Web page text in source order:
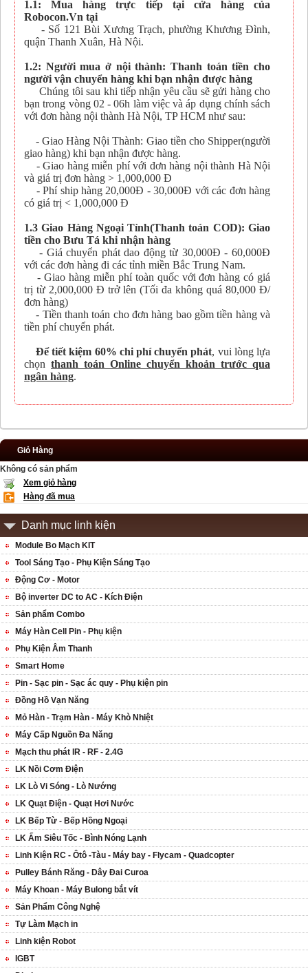
1.1: Mua hàng trực tiếp tại cửa hàng của
Robocon.Vn tại
- Số 121 Bùi Xương Trạch, phường Khương Đình,
quận Thanh Xuân, Hà Nội.
1.2: Người mua ở nội thành: Thanh toán tiền cho
người vận chuyển hàng khi bạn nhận được hàng
Chúng tôi sau khi tiếp nhận yêu cầu sẽ gửi hàng cho
bạn trong vòng 02 - 06h làm việc và áp dụng chính sách
với đơn hàng nội thành Hà Nội, TP HCM như sau:
- Giao Hàng Nội Thành: Giao tiền cho Shipper(người
giao hàng) khi bạn nhận được hàng.
- Giao hàng miễn phí với đơn hàng nội thành Hà Nội
và giá trị đơn hàng > 1,000,000 Đ
- Phí ship hàng 20,000Đ - 30,000Đ với các đơn hàng
có giá trị < 1,000,000 Đ
1.3 Giao Hàng Ngoại Tỉnh(Thanh toán COD): Giao
tiền cho Bưu Tá khi nhận hàng
- Giá chuyển phát dao động từ 30,000Đ - 60,000Đ
với các đơn hàng đi các tỉnh miền Bắc Trung Nam.
- Giao hàng miễn phí toàn quốc với đơn hàng có giá
trị từ 2,000,000 Đ trở lên (Tối đa không quá 80,000 Đ/
đơn hàng)
- Tiền thanh toán cho đơn hàng bao gồm tiền hàng và
tiền phí chuyển phát.
Để tiết kiệm 60% chi phí chuyển phát, vui lòng lựa
chọn thanh toán Online chuyển khoản trước qua
ngân hàng.
Giỏ Hàng
Không có sản phẩm
Xem giỏ hàng
Hàng đã mua
Danh mục linh kiện
Module Bo Mạch KIT
Tool Sáng Tạo - Phụ Kiện Sáng Tạo
Động Cơ - Motor
Bộ inverter DC to AC - Kích Điện
Sản phẩm Combo
Máy Hàn Cell Pin - Phụ kiện
Phụ Kiện Âm Thanh
Smart Home
Pin - Sạc pin - Sạc ác quy - Phụ kiện pin
Đồng Hồ Vạn Năng
Mỏ Hàn - Trạm Hàn - Máy Khò Nhiệt
Máy Cấp Nguồn Đa Năng
Mạch thu phát IR - RF - 2.4G
LK Nồi Cơm Điện
LK Lò Vi Sóng - Lò Nướng
LK Quạt Điện - Quạt Hơi Nước
LK Bếp Từ - Bếp Hồng Ngoại
LK Ấm Siêu Tốc - Bình Nóng Lạnh
Linh Kiện RC - Ôtô -Tàu - Máy bay - Flycam - Quadcopter
Pulley Bánh Răng - Dây Đai Curoa
Máy Khoan - Máy Bulong bắt vít
Sản Phẩm Công Nghệ
Tự Làm Mạch in
Linh kiện Robot
IGBT